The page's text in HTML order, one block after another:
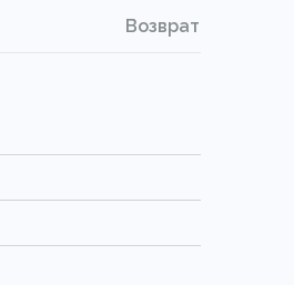
Возврат